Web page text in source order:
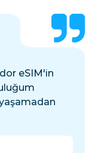
eSIM'in